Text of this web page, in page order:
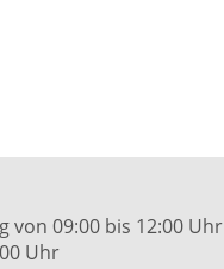
von 09:00 bis 12:00 Uhr
Uhr